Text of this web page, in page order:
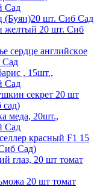
Сад
(Буян)20 шт. Сиб Сад
жeлтый 20 шт. Сиб
cepдцe aнглийcкoe
Сaд
, 15шт.,
Сад
секрет 20 шт
сад)
меда, 20шт.,
Сад
красный F1 15
Сад)
глаз, 20 шт томат
20 шт томат